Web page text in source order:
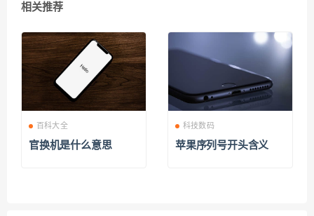
相关推荐
百科大全
官换机是什么意思
科技数码
苹果序列号开头含义